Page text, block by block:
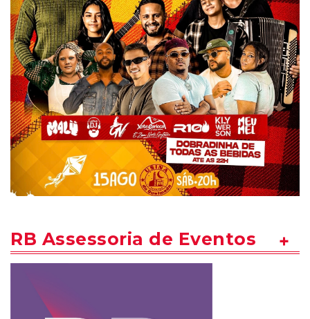
RB Assessoria de Eventos